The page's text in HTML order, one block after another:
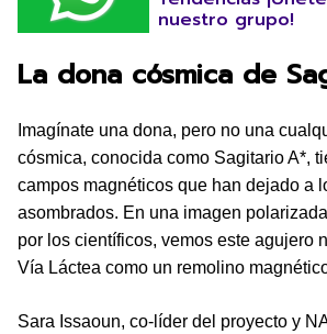
nuestro grupo!
La dona cósmica de
Imagínate una dona, pero no una
cósmica, conocida como Sagitario A*,
campos magnéticos que han dejado a
asombrados. En una imagen
por los científicos, vemos este agujero
Vía Láctea como un remolino
Sara Issaoun, co-líder del proyecto y